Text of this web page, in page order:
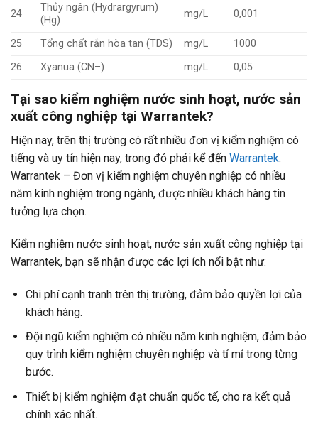
24
Thủy ngân (Hydrargyrum)
(Hg)
mg/L 0,001
25 Tổng chất rắn hòa tan (TDS) mg/L
1000
26
Xyanua (CN–) mg/L 0,05
Tại sao kiểm nghiệm nước sinh hoạt, nước sản
xuất công nghiệp tại Warrantek?
Hiện nay, trên thị trường có rất nhiều đơn vị kiểm nghiệm có
tiếng và uy tín hiện nay, trong đó phải kể đến Warrantek.
Warrantek – Đơn vị kiểm nghiệm chuyên nghiệp có nhiều
năm kinh nghiệm trong ngành, được nhiều khách hàng tin
tưởng lựa chọn.
Kiểm nghiệm nước sinh hoạt, nước sản xuất công nghiệp tại
Warrantek, bạn sẽ nhận được các lợi ích nổi bật như:
Chi phí cạnh tranh trên thị trường, đảm bảo quyền lợi của
khách hàng.
Đội ngũ kiểm nghiệm có nhiều năm kinh nghiệm, đảm bảo
quy trình kiểm nghiệm chuyên nghiệp và tỉ mỉ trong từng
bước.
Thiết bị kiểm nghiệm đạt chuẩn quốc tế, cho ra kết quả
chính xác nhất.